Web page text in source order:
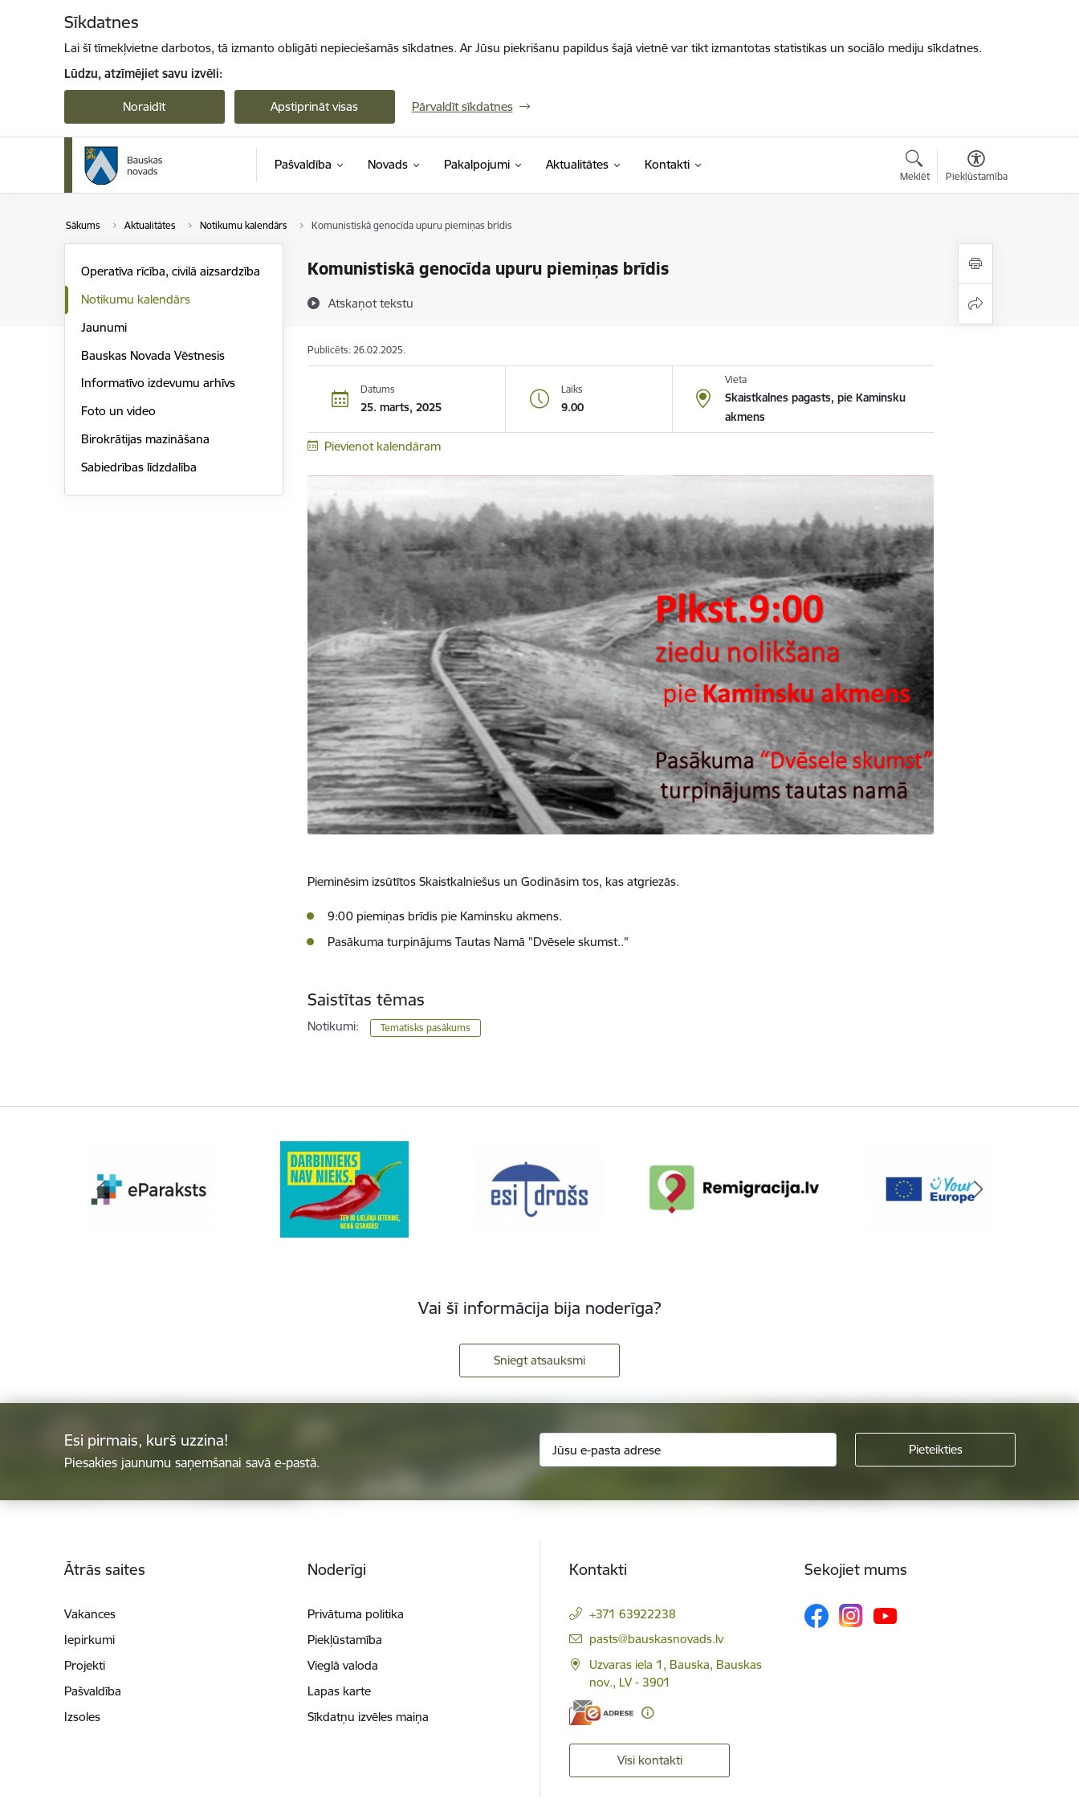
Sīkdatnes
Lai šī tīmekļvietne darbotos, tā izmanto obligāti nepieciešamās sīkdatnes. Ar Jūsu piekrišanu papildus šajā vietnē var tikt izmantotas statistikas un sociālo mediju sīkdatnes.
Lūdzu, atzīmējiet savu izvēli:
Noraidīt Apstiprināt visas Pārvaldīt sīkdatnes
Pašvaldība Novads Pakalpojumi Aktualitātes Kontakti
Meklēt Piekļūstamība
Sākums Aktualitātes Notikumu kalendārs Komunistiskā genocīda upuru piemiņas brīdis
Komunistiskā genocīda upuru piemiņas brīdis
Atskaņot tekstu
Operatīva rīcība, civilā aizsardzība
Notikumu kalendārs
Jaunumi
Bauskas Novada Vēstnesis
Informatīvo izdevumu arhīvs
Foto un video
Birokrātijas mazināšana
Sabiedrības līdzdalība
Publicēts: 26.02.2025.
Datums
25. marts, 2025
Laiks
9.00
Vieta
Skaistkalnes pagasts, pie Kaminsku
akmens
Pievienot kalendāram
Pieminēsim izsūtītos Skaistkalniešus un Godināsim tos, kas atgriezās.
9:00 piemiņas brīdis pie Kaminsku akmens.
Pasākuma turpinājums Tautas Namā "Dvēsele skumst.."
Saistītas tēmas
Notikumi: Tematisks pasākums
Vai šī informācija bija noderīga?
Sniegt atsauksmi
Esi pirmais, kurš uzzina!
Piesakies jaunumu saņemšanai savā e-pastā.
Ātrās saites
Vakances
Iepirkumi
Projekti
Pašvaldība
Izsoles
Noderīgi
Privātuma politika
Piekļūstamība
Vieglā valoda
Lapas karte
Sīkdatņu izvēles maiņa
Kontakti
+371 63922238
E-pasts:
pasts@bauskasnovads.lv
Uzvaras iela 1, Bauska, Bauskas
nov., LV - 3901
Visi kontakti
Sekojiet mums